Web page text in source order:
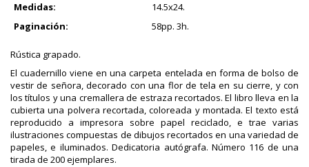
Medidas:
14.5x24.
Paginación:
58pp. 3h.
Rústica grapado.
El cuadernillo viene en una carpeta entelada en forma de bolso de
vestir de señora, decorado con una flor de tela en su cierre, y con
los títulos y una cremallera de estraza recortados. El libro lleva en la
cubierta una polvera recortada, coloreada y montada. El texto está
reproducido a impresora sobre papel reciclado, e trae varias
ilustraciones compuestas de dibujos recortados en una variedad de
papeles, e iluminados. Dedicatoria autógrafa. Número 116 de una
tirada de 200 ejemplares.